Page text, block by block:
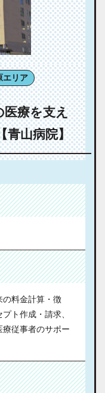
エリア
医療を支え
青山病院】
の料金計算・徴
ト作成・請求、
従事者のサポー